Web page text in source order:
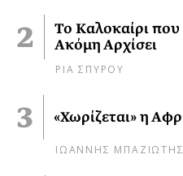
Το Καλοκαίρι
Ακόμη Αρχίσει
ΡΙΑ ΣΠΥΡΟΥ
«Χωρίζεται» η
ΙΩΑΝΝΗΣ ΜΠΑΖΙΩΤΗΣ